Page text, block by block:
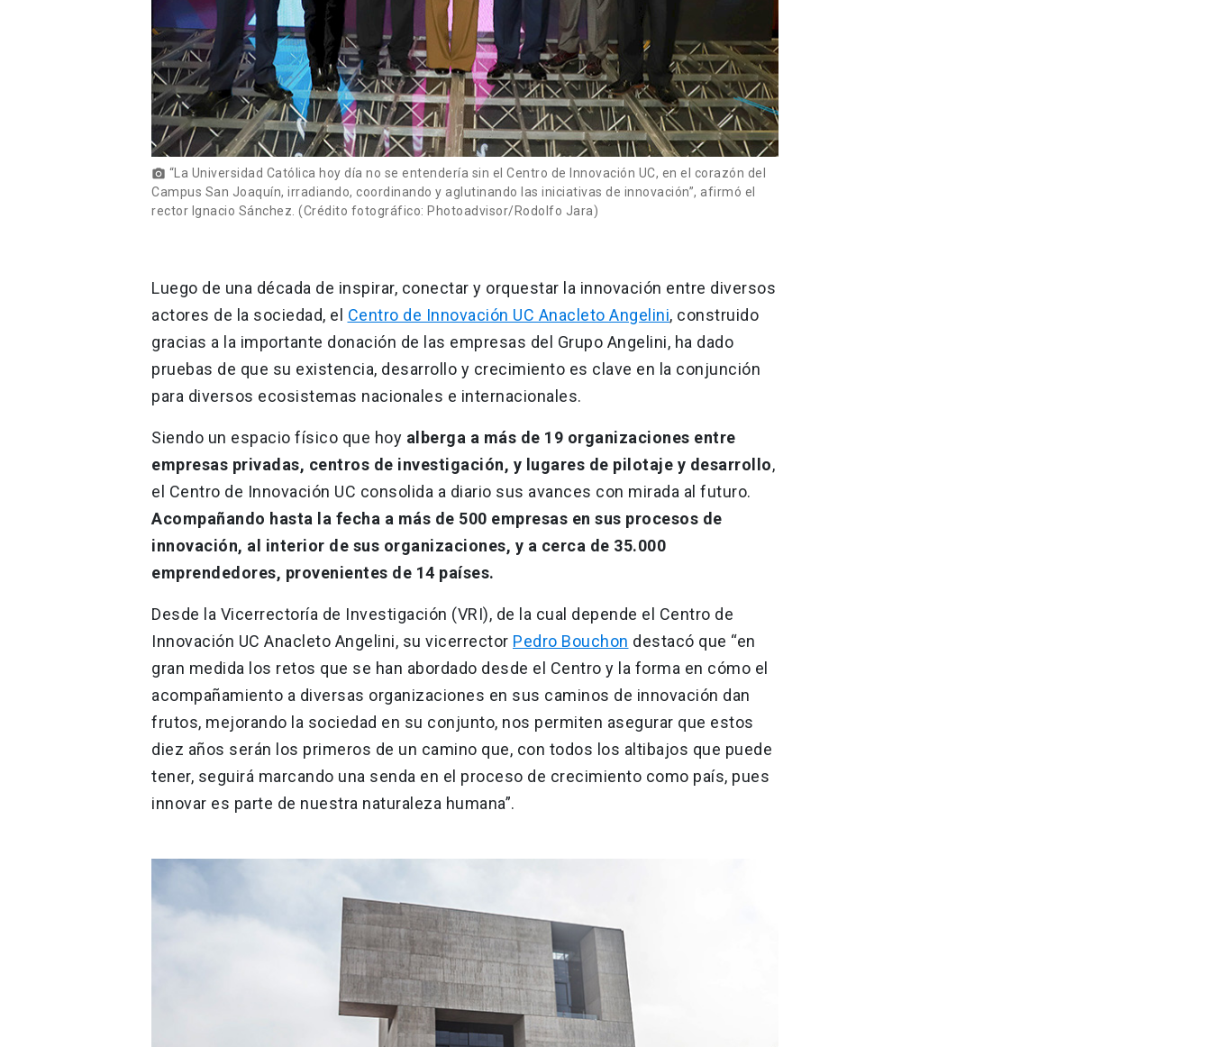
photo_camera “La Universidad Católica hoy día no se entendería sin el Centro de Innovación UC, en el corazón del
Campus San Joaquín, irradiando, coordinando y aglutinando las iniciativas de innovación”, afirmó el
rector Ignacio Sánchez. (Crédito fotográfico: Photoadvisor/Rodolfo Jara)
Luego de una década de inspirar, conectar y orquestar la innovación entre diversos
actores de la sociedad, el Centro de Innovación UC Anacleto Angelini, construido
gracias a la importante donación de las empresas del Grupo Angelini, ha dado
pruebas de que su existencia, desarrollo y crecimiento es clave en la conjunción
para diversos ecosistemas nacionales e internacionales.
Siendo un espacio físico que hoy alberga a más de 19 organizaciones entre
empresas privadas, centros de investigación, y lugares de pilotaje y desarrollo,
el Centro de Innovación UC consolida a diario sus avances con mirada al futuro.
Acompañando hasta la fecha a más de 500 empresas en sus procesos de
innovación, al interior de sus organizaciones, y a cerca de 35.000
emprendedores, provenientes de 14 países.
Desde la Vicerrectoría de Investigación (VRI), de la cual depende el Centro de
Innovación UC Anacleto Angelini, su vicerrector Pedro Bouchon destacó que “en
gran medida los retos que se han abordado desde el Centro y la forma en cómo el
acompañamiento a diversas organizaciones en sus caminos de innovación dan
frutos, mejorando la sociedad en su conjunto, nos permiten asegurar que estos
diez años serán los primeros de un camino que, con todos los altibajos que puede
tener, seguirá marcando una senda en el proceso de crecimiento como país, pues
innovar es parte de nuestra naturaleza humana”.